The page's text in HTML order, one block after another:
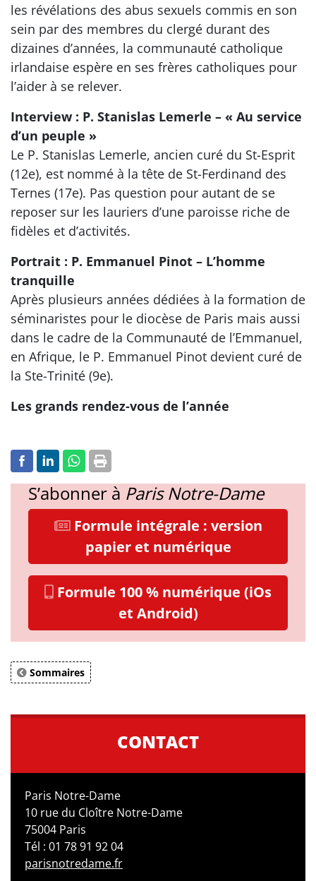
les révélations des abus sexuels commis en son
sein par des membres du clergé durant des
dizaines d’années, la communauté catholique
irlandaise espère en ses frères catholiques pour
l’aider à se relever.
Interview : P. Stanislas Lemerle – « Au service
d’un peuple »
Le P. Stanislas Lemerle, ancien curé du St-Esprit
(12e), est nommé à la tête de St-Ferdinand des
Ternes (17e). Pas question pour autant de se
reposer sur les lauriers d’une paroisse riche de
fidèles et d’activités.
Portrait : P. Emmanuel Pinot – L’homme
tranquille
Après plusieurs années dédiées à la formation de
séminaristes pour le diocèse de Paris mais aussi
dans le cadre de la Communauté de l’Emmanuel,
en Afrique, le P. Emmanuel Pinot devient curé de
la Ste-Trinité (9e).
Les grands rendez-vous de l’année
S’abonner à Paris Notre-Dame
Formule intégrale : version
papier et numérique
Formule 100 % numérique (iOs
et Android)
Sommaires
CONTACT
Paris Notre-Dame
10 rue du Cloître Notre-Dame
75004 Paris
Tél : 01 78 91 92 04
parisnotredame.fr